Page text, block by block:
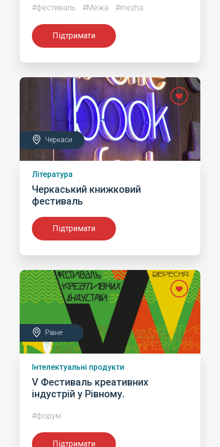
#фестиваль #Межа #mezha
Підтримати
Черкаси
Література
Черкаський книжковий
фестиваль
Підтримати
Рівне
Інтелектуальні продукти
V Фестиваль креативних
індустрій у Рівному.
#форум
Підтримати